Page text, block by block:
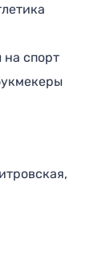
на спорт